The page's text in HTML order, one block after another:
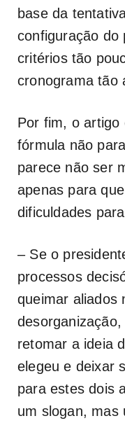
base da
configuração do
critérios tão
cronograma tão
Por fim, o artigo
fórmula não
parece não ser
apenas para
dificuldades
– Se o
processos
queimar aliados
retomar a ideia
elegeu e deixar
para estes dois
um slogan,